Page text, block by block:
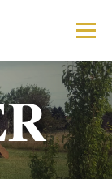
Menu
ACTIVITEIT